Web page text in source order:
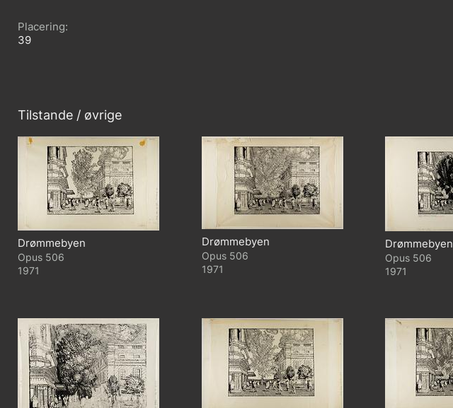
Placering
39
Tilstande / øvrige
Drømmebyen
506
1971
Drømmebyen
506
1971
Drømmebyen
506
1971